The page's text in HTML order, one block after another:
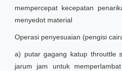
mempercepat kecepatan
menyedot material
Operasi penyesuaian (pengisi
a) putar gagang katup throuttle
jarum jam untuk